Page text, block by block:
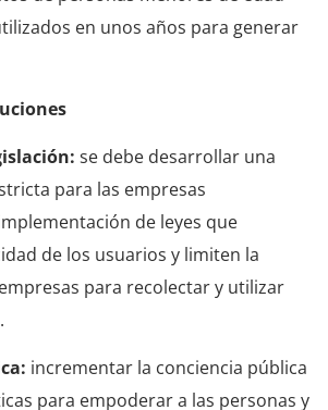
en unos años para generar
se debe desarrollar una
para las empresas
de leyes que
de los usuarios y limiten la
para recolectar y utilizar
incrementar la conciencia pública
para empoderar a las personas y